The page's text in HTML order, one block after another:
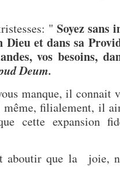
" Soyez sans
Dieu et dans sa
vos besoins,
Deum.
manque, il connait
même, filialement, il
cette expansion
aboutir que la joie,